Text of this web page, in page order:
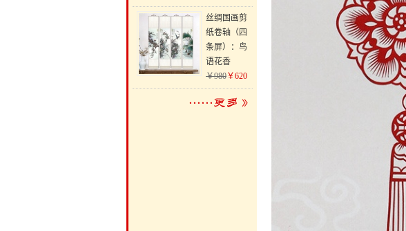
丝绸国画剪
纸卷轴（四
条屏）：鸟
语花香
￥980￥620